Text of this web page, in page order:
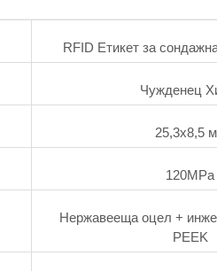
RFID Етикет за
Чужденец
25,3x8,5
120MPa
Нержавееща оцел +
PEEK